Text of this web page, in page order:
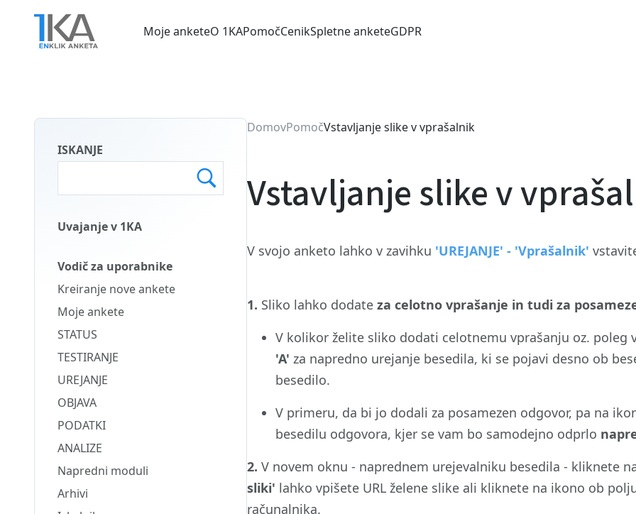
Moje anketeO 1KAPomočCenikSpletne anketeGDPR
ISKANJE
Menu
SLO
Uvajanje v 1KA
Vodič za uporabnike
Kreiranje nove ankete
Moje ankete
STATUS
TESTIRANJE
UREJANJE
OBJAVA
PODATKI
ANALIZE
Napredni moduli
Arhivi
DomovPomočVstavljanje slike v vprašalnik
Vstavljanje slike v
V svojo anketo lahko v zavihku 'UREJANJE' - 'Vprašalnik'
1. Sliko lahko dodateza celotno vprašanje in tudi za
V kolikor želite sliko dodati celotnemu vprašanju oz. poleg
'A'za napredno urejanje besedila, ki se pojavi desno ob
besedilo.
V primeru, da bi jo dodali za posamezen odgovor, pa na
besedilu odgovora, kjer se vam bo samodejno odprlo
2.V novem oknu - naprednem urejevalniku besedila - kliknete
sliki' lahko vpišete URL želene slike ali kliknete na ikono ob
računalnika.